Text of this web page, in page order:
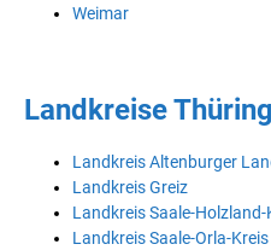
Weimar
Landkreise
Landkreis Altenburger
Landkreis Greiz
Landkreis Saale-Holzland-
Landkreis Saale-Orla-Kreis